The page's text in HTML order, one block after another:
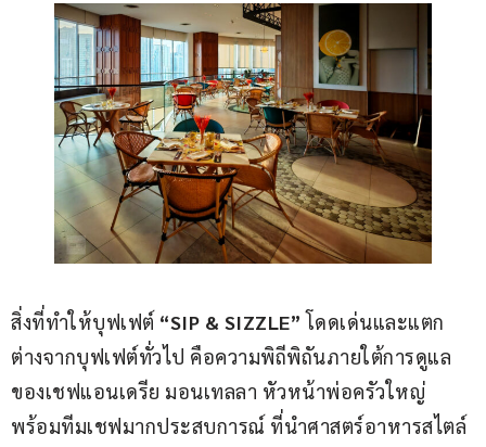
สิ่งที่ทำให้บุฟเฟต์ “SIP & SIZZLE” โดดเด่นและแตก
ต่างจากบุฟเฟต์ทั่วไป คือความพิถีพิถันภายใต้การดูแล
ของเชฟแอนเดรีย มอนเทลลา หัวหน้าพ่อครัวใหญ่
พร้อมทีมเชฟมากประสบการณ์ ที่นำศาสตร์อาหารสไตล์